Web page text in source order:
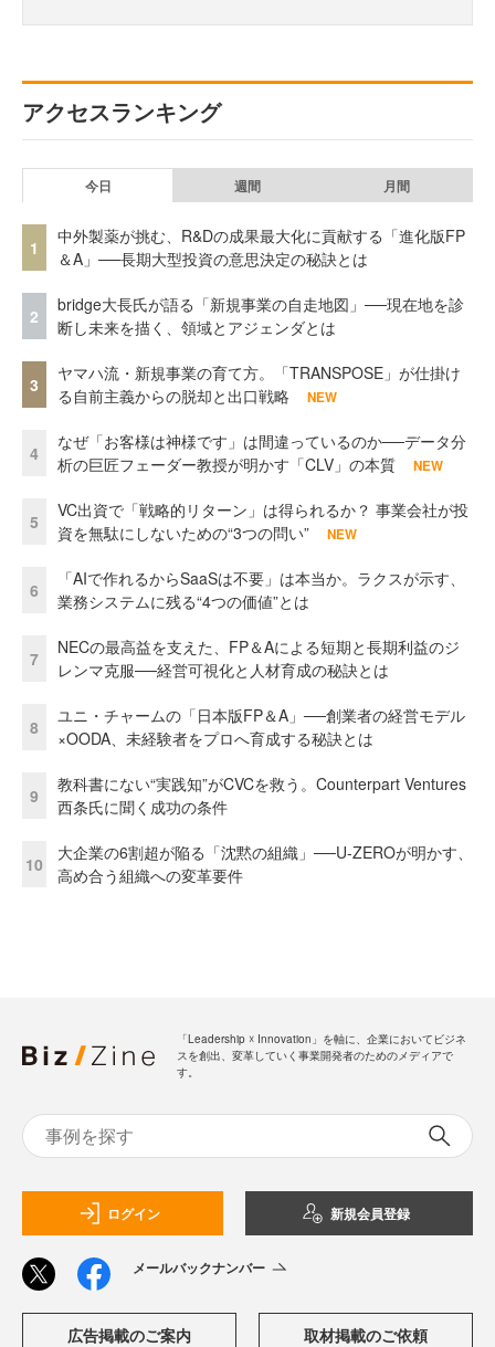
アクセスランキング
今日 週間 月間
1
中外製薬が挑む、R&Dの成果最大化に貢献する「進化版FP
＆A」──長期大型投資の意思決定の秘訣とは
2
bridge大長氏が語る「新規事業の自走地図」──現在地を診
断し未来を描く、領域とアジェンダとは
3
ヤマハ流・新規事業の育て方。「TRANSPOSE」が仕掛け
る自前主義からの脱却と出口戦略
NEW
4
なぜ「お客様は神様です」は間違っているのか──データ分
析の巨匠フェーダー教授が明かす「CLV」の本質
NEW
5
VC出資で「戦略的リターン」は得られるか？ 事業会社が投
資を無駄にしないための“3つの問い”
NEW
6
「AIで作れるからSaaSは不要」は本当か。ラクスが示す、
業務システムに残る“4つの価値”とは
7
NECの最高益を支えた、FP＆Aによる短期と長期利益のジ
レンマ克服──経営可視化と人材育成の秘訣とは
8
ユニ・チャームの「日本版FP＆A」──創業者の経営モデル
×OODA、未経験者をプロへ育成する秘訣とは
9
教科書にない“実践知”がCVCを救う。Counterpart Ventures
西条氏に聞く成功の条件
10
大企業の6割超が陥る「沈黙の組織」──U-ZEROが明かす、
高め合う組織への変革要件
「Leadership ☓ Innovation」を軸に、企業においてビジネ
スを創出、変革していく事業開発者のためのメディアで
す。
ログイン 新規会員登録
メールバックナンバー
広告掲載のご案内 取材掲載のご依頼